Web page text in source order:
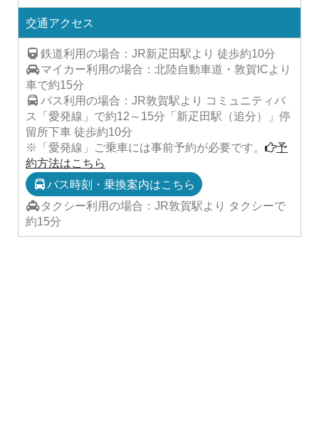
交通アクセス
鉄道利用の場合：JR新疋田駅より 徒歩約10分
マイカー利用の場合：北陸自動車道・敦賀ICより
車で約15分
バス利用の場合：JR敦賀駅より コミュニティバ
ス「愛発線」で約12～15分「新疋田駅（追分）」停
留所下車 徒歩約10分
※「愛発線」ご乗車には事前予約が必要です。
予
約方法はこちら
バス時刻・乗換案内はこちら
タクシー利用の場合：JR敦賀駅より タクシーで
約15分